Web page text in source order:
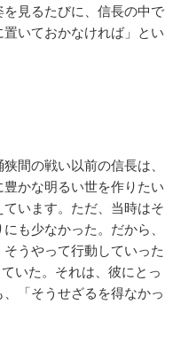
見るたびに、信長の中で
置いておかなければ」とい
間の戦い以前の信長は、
かな明るい世を作りたい
います。ただ、当時はそ
も少なかった。だから、
うやって行動していった
いた。それは、彼にとっ
「そうせざるを得なかっ